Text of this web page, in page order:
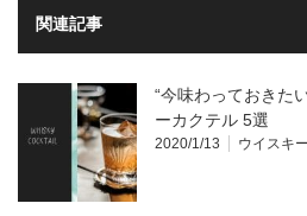
関連記事
“今味わっておきた
ーカクテル 5選
2020/1/13 ウイスキー